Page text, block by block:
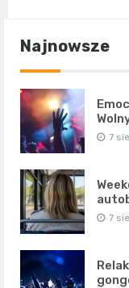
Najnowsze
7
7